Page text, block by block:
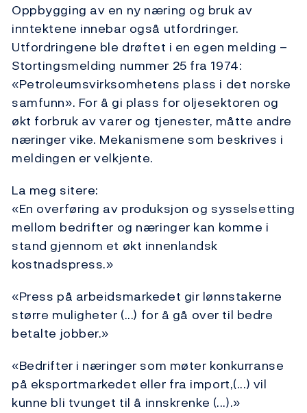
Oppbygging av en ny næring og bruk av
inntektene innebar også utfordringer.
Utfordringene ble drøftet i en egen melding –
Stortingsmelding nummer 25 fra 1974:
«Petroleumsvirksomhetens plass i det norske
samfunn». For å gi plass for oljesektoren og
økt forbruk av varer og tjenester, måtte andre
næringer vike. Mekanismene som beskrives i
meldingen er velkjente.
La meg sitere:
«En overføring av produksjon og sysselsetting
mellom bedrifter og næringer kan komme i
stand gjennom et økt innenlandsk
kostnadspress.»
«Press på arbeidsmarkedet gir lønnstakerne
større muligheter (...) for å gå over til bedre
betalte jobber.»
«Bedrifter i næringer som møter konkurranse
på eksportmarkedet eller fra import,(...) vil
kunne bli tvunget til å innskrenke (...).»